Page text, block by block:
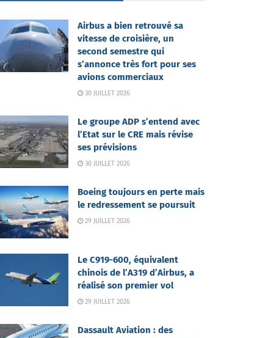
Airbus a bien retrouvé sa
vitesse de croisière, un
second semestre qui
s’annonce très fort pour ses
avions commerciaux
30 JUILLET 2026
Le groupe ADP s’entend avec
l’Etat sur le CRE mais révise
ses prévisions
30 JUILLET 2026
Boeing toujours en perte mais
le redressement se poursuit
29 JUILLET 2026
Le C919-600, équivalent
chinois de l’A319 d’Airbus, a
réalisé son premier vol
29 JUILLET 2026
Dassault Aviation : des